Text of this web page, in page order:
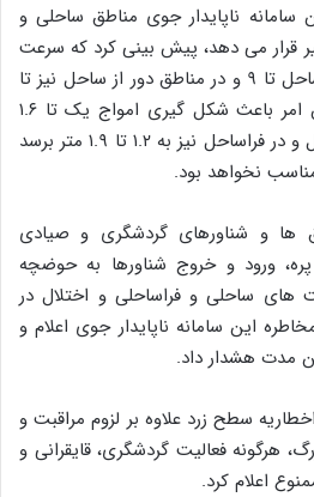
سامانه ناپایدار جوی مناطق ساحلی و
قرار می دهد، پیش بینی کرد که سرعت
وزش باد در مناطق نزدیک ساحل تا ۹ و در مناطق دور از ساحل نیز تا
۱۲ متر بر ثانیه برسد که این امر باعث شکل گیری امواج یک تا ۱.۶
متری در مناطق نزدیک ساحل و در فراساحل نیز به ۱.۲ تا ۱.۹ متر برسد
نخواهد بود.
ها و شناورهای گردشگری و صیادی
ورود و خروج شناورها به حوضچه
های ساحلی و فراساحلی و اختلال در
این سامانه ناپایدار جوی اعلام و
مدت هشدار داد.
سطح زرد علاوه بر لزوم مراقبت و
هرگونه فعالیت گردشگری، قایقرانی و
اعلام کرد.